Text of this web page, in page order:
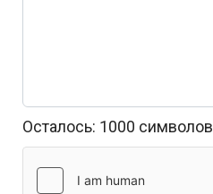
Осталось: 1000 символов